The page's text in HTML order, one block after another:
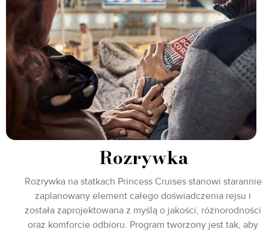
Rozrywka
Rozrywka na statkach Princess Cruises stanowi starannie
zaplanowany element całego doświadczenia rejsu i
została zaprojektowana z myślą o jakości, różnorodności
oraz komforcie odbioru. Program tworzony jest tak, aby